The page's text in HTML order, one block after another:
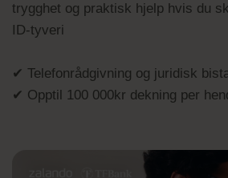
trygghet og praktisk hjelp hvis du
ID-tyveri
✔ Telefonrådgivning og juridisk
✔ Opptil 100 000kr dekning per